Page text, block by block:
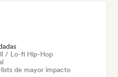
/ Lo-fi Hip-Hop
de mayor impacto